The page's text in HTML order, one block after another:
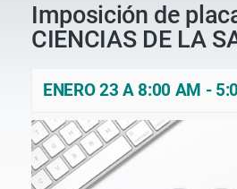
Imposición de
CIENCIAS DE LA
ENERO 23 A 8:00 AM -